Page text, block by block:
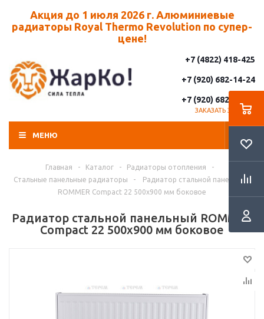
Акция до 1 июля 2026 г. Алюминиевые
радиаторы Royal Thermo Revolution по супер-
цене!
+7 (4822) 418-425
+7 (920) 682-14-24
+7 (920) 682-14-25
ЗАКАЗАТЬ ЗВОНОК
МЕНЮ
Главная - Каталог - Радиаторы отопления
-
Стальные панельные радиаторы
-
Радиатор стальной панельный
ROMMER Compact 22 500х900 мм боковое
Радиатор стальной панельный ROMMER
Compact 22 500х900 мм боковое